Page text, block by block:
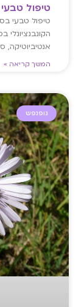
טיפול טבעי
טיפול טבעי
הקונבנציונלי
אנטיביוטיקה,
המשך קריאה »
גופנפש